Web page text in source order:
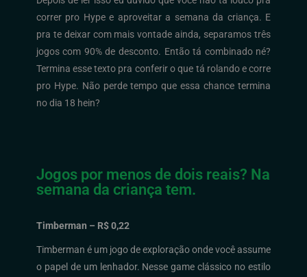
correr pro Hype e aproveitar a semana da criança. E
pra te deixar com mais vontade ainda, separamos três
jogos com 90% de desconto. Então tá combinado né?
Termina esse texto pra conferir o que tá rolando e corre
pro Hype. Não perde tempo que essa chance termina
no dia 18 hein?
Jogos por menos de dois reais? Na
semana da criança tem.
Timberman – R$ 0,22
Timberman é um jogo de exploração onde você assume
o papel de um lenhador. Nesse game clássico no estilo